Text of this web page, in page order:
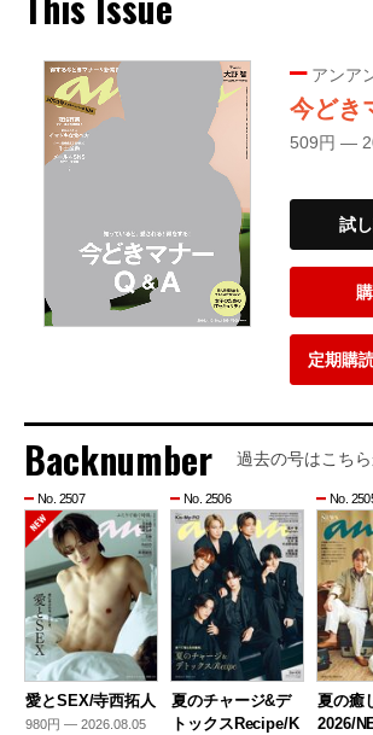
アンア
今どき
509円 —
試
定期購
Backnumber 過去の号はこち
No. 2507
愛とSEX/寺西拓人
980円 — 2026.08.05
No. 2506
夏のチャージ&デ
トックスRecipe/K
No.
夏の癒
2026/